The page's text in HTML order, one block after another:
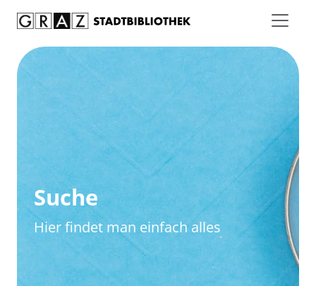
Suche
Hier findet man einfach alles